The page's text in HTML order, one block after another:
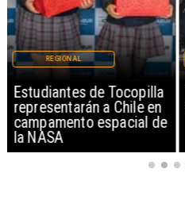
Estudiantes de Tocopilla
representarán a Chile en
campamento espacial de
la NASA
REGIONAL